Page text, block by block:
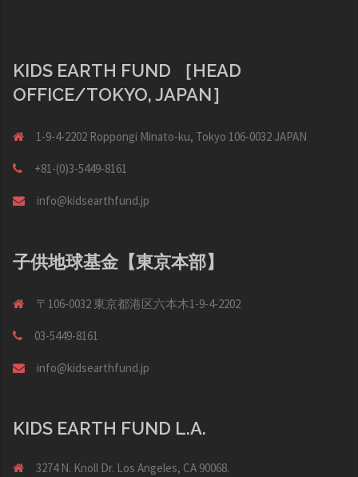
ン
KIDS EARTH FUND ［HEAD
OFFICE/TOKYO, JAPAN］
1-9-4-2202 Roppongi Minato-ku, Tokyo 106-0032 JAPAN
+81-(0)3-5449-8161
info@kidsearthfund.jp
子供地球基金【東京本部】
〒106-0032 東京都港区六本木1-9-4-2202
03-5449-8161
info@kidsearthfund.jp
KIDS EARTH FUND L.A.
3274 N. Knoll Dr. Los Angeles, CA 90068.